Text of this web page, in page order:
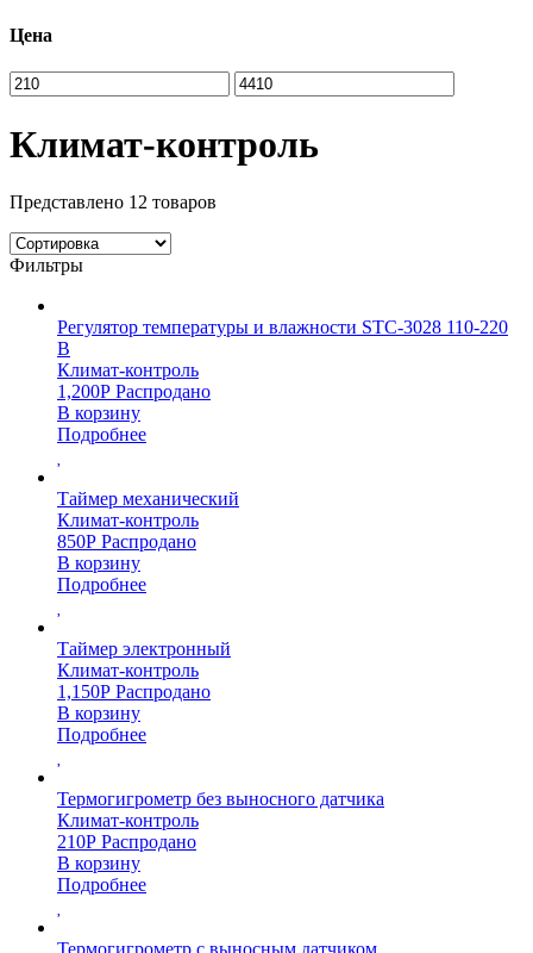
Цена
Климат-контроль
Представлено 12 товаров
Фильтры
Регулятор температуры и влажности STC-3028 110-220
В
Климат-контроль
1,200Р Распродано
В корзину
Подробнее
Таймер механический
Климат-контроль
850Р Распродано
В корзину
Подробнее
Таймер электронный
Климат-контроль
1,150Р Распродано
В корзину
Подробнее
Термогигрометр без выносного датчика
Климат-контроль
210Р Распродано
В корзину
Подробнее